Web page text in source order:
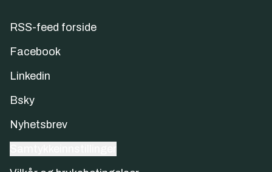
RSS-feed forside
Facebook
Linkedin
Bsky
Nyhetsbrev